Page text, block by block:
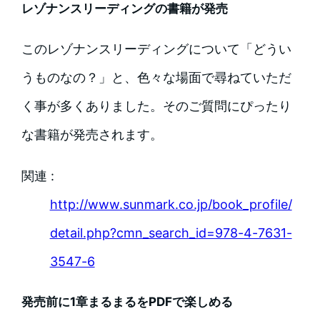
レゾナンスリーディングの書籍が発売
このレゾナンスリーディングについて「どうい
うものなの？」と、色々な場面で尋ねていただ
く事が多くありました。そのご質問にぴったり
な書籍が発売されます。
関連 :
http://www.sunmark.co.jp/book_profile/
detail.php?cmn_search_id=978-4-7631-
3547-6
発売前に1章まるまるをPDFで楽しめる